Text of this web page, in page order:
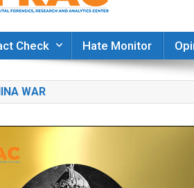
Research and Analytics Center
Check Hate Monitor
WAR